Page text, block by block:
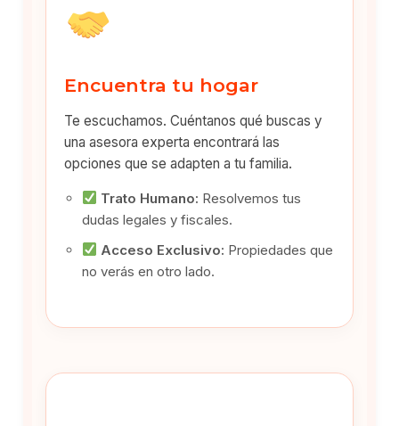
Encuentra tu hogar
Te escuchamos. Cuéntanos qué buscas y
una asesora experta encontrará las
opciones que se adapten a tu familia.
Trato Humano: Resolvemos tus
dudas legales y fiscales.
Acceso Exclusivo: Propiedades que
no verás en otro lado.